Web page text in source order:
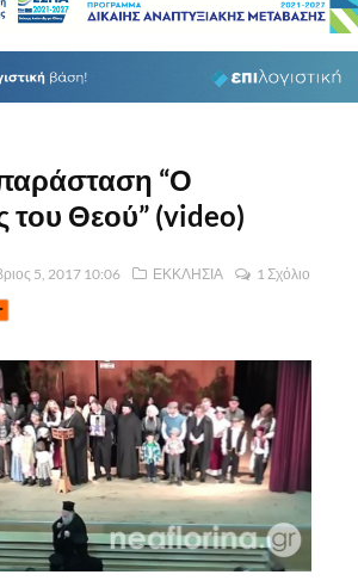
“Ο
του Θεού” (video)
5, 2017 10:06 ΕΚΚΛΗΣΙΑ 1 Σχόλιο